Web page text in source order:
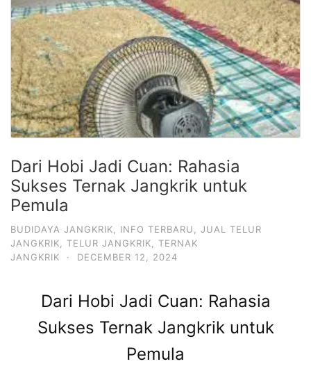
Dari Hobi Jadi Cuan: Rahasia
Sukses Ternak Jangkrik untuk
Pemula
BUDIDAYA JANGKRIK INFO TERBARU
JUAL TELUR
JANGKRIK
TELUR JANGKRIK
TERNAK
JANGKRIK
· DECEMBER 12, 2024
Dari Hobi Jadi Cuan: Rahasia
Sukses Ternak Jangkrik untuk
Pemula